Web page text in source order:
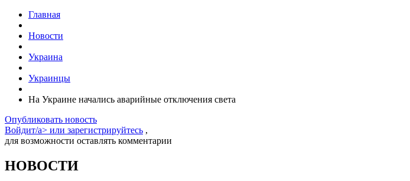
Главная
Новости
Украина
Украинцы
На Украине начались аварийные отключения света
Опубликовать новость
Войдит/a> или зарегистрируйтесь ,
для возможности оставлять комментарии
НОВОСТИ